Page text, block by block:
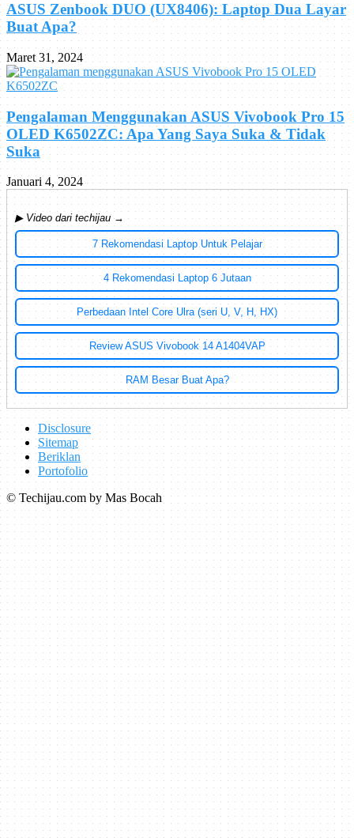
ASUS Zenbook DUO (UX8406): Laptop Dua Layar
Buat Apa?
Maret 31, 2024
Pengalaman Menggunakan ASUS Vivobook Pro 15
OLED K6502ZC: Apa Yang Saya Suka & Tidak
Suka
Januari 4, 2024
▶ Video dari techijau →
7 Rekomendasi Laptop Untuk Pelajar
4 Rekomendasi Laptop 6 Jutaan
Perbedaan Intel Core Ulra (seri U, V, H, HX)
Review ASUS Vivobook 14 A1404VAP
RAM Besar Buat Apa?
Disclosure
Sitemap
Beriklan
Portofolio
© Techijau.com by Mas Bocah